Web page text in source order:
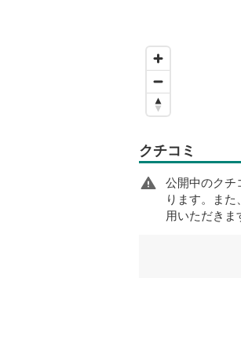
クチコミ
公開中のクチ
ります。ま
用いただきま